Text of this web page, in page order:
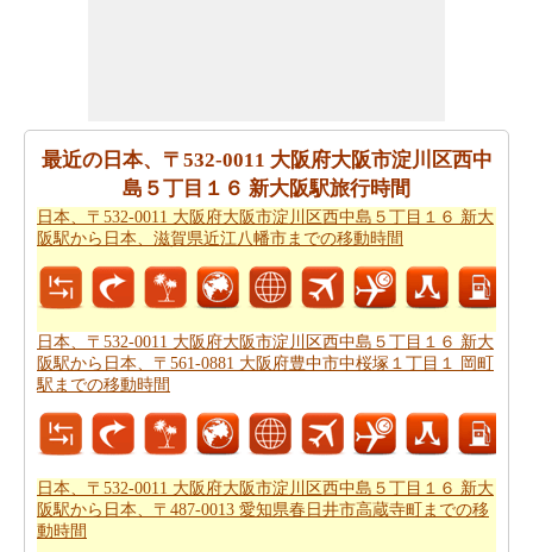
す、距離がどのぐらいかかります。
日本、〒532-0011 大
阪府大阪市淀川区西中島５丁目１６ 新大阪駅から日本、
京都府京都市までの飛行距離確認してください。
日本、〒532-0011 大阪府大阪市淀川区西中島５丁目１６
新大阪駅から日本、京都府京都市までの旅行 する方法に
ついては、旅行の要約を取得します。
あなたはいつも道路で旅行中に多くの時間を費やすこと
はできません。あなたは飛行機で行く方が良いかもしれ
ません。日本、〒532-0011 大阪府大阪市淀川区西中島５
丁目１６ 新大阪駅から日本、京都府京都市までの飛行時
新しい場所に行くの後、あなたの目的地へのルートを知
ることが重要です。場合はルートを認識していません、
最近の日本、〒532-0011 大阪府大阪市淀川区西中
島５丁目１６ 新大阪駅旅行時間
日本、〒532-0011 大阪府大阪市淀川区西中島５丁目１６ 新大
阪駅から日本、滋賀県近江八幡市までの移動時間
日本、〒532-0011 大阪府大阪市淀川区西中島５丁目１６ 新大
阪駅から日本、〒561-0881 大阪府豊中市中桜塚１丁目１ 岡町
駅までの移動時間
日本、〒532-0011 大阪府大阪市淀川区西中島５丁目１６ 新大
阪駅から日本、〒487-0013 愛知県春日井市高蔵寺町までの移
動時間